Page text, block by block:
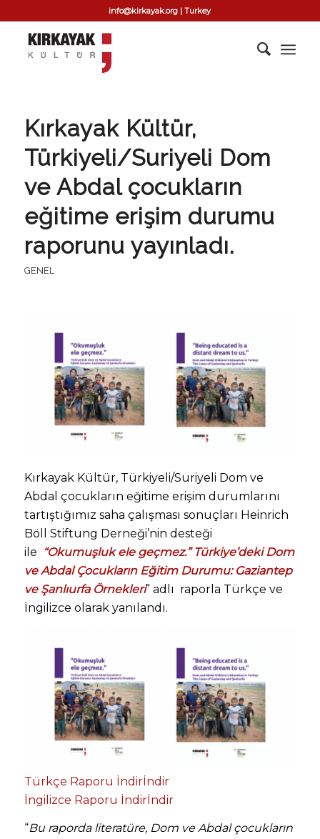
info@kirkayak.org | Turkey
Kırkayak Kültür,
Türkiyeli/Suriyeli Dom
ve Abdal çocukların
eğitime erişim durumu
raporunu yayınladı.
GENEL
Kırkayak Kültür, Türkiyeli/Suriyeli Dom ve
Abdal çocukların eğitime erişim durumlarını
tartıştığımız saha çalışması sonuçları Heinrich
Böll Stiftung Derneği’nin desteği
ile
“Okumuşluk ele geçmez.” Türkiye’deki Dom
ve Abdal Çocukların Eğitim Durumu: Gaziantep
ve Şanlıurfa Örnekleri” adlı raporla Türkçe ve
İngilizce olarak yanılandı.
Türkçe Raporu İndirİndir
İngilizce Raporu İndirİndir
“Bu raporda literatüre, Dom ve Abdal çocukların